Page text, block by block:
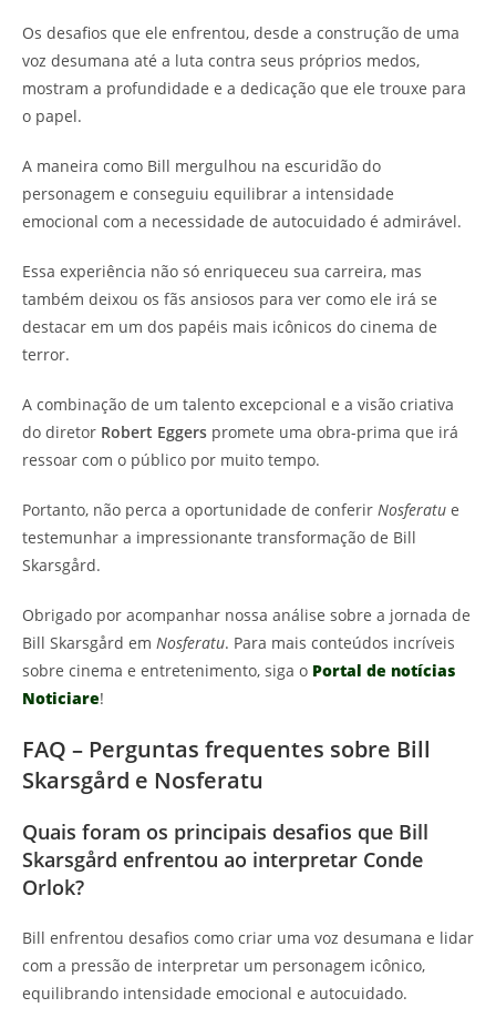
Os desafios que ele enfrentou, desde a construção de uma
voz desumana até a luta contra seus próprios medos,
mostram a profundidade e a dedicação que ele trouxe para
o papel.
A maneira como Bill mergulhou na escuridão do
personagem e conseguiu equilibrar a intensidade
emocional com a necessidade de autocuidado é admirável.
Essa experiência não só enriqueceu sua carreira, mas
também deixou os fãs ansiosos para ver como ele irá se
destacar em um dos papéis mais icônicos do cinema de
terror.
A combinação de um talento excepcional e a visão criativa
do diretor Robert Eggers promete uma obra-prima que irá
ressoar com o público por muito tempo.
Portanto, não perca a oportunidade de conferir Nosferatu e
testemunhar a impressionante transformação de Bill
Skarsgård.
Obrigado por acompanhar nossa análise sobre a jornada de
Bill Skarsgård em Nosferatu. Para mais conteúdos incríveis
sobre cinema e entretenimento, siga o Portal de notícias
Noticiare!
FAQ – Perguntas frequentes sobre Bill
Skarsgård e Nosferatu
Quais foram os principais desafios que Bill
Skarsgård enfrentou ao interpretar Conde
Orlok?
Bill enfrentou desafios como criar uma voz desumana e lidar
com a pressão de interpretar um personagem icônico,
equilibrando intensidade emocional e autocuidado.